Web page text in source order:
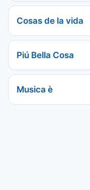
Cosas de la vida
Piú Bella Cosa
Musica è